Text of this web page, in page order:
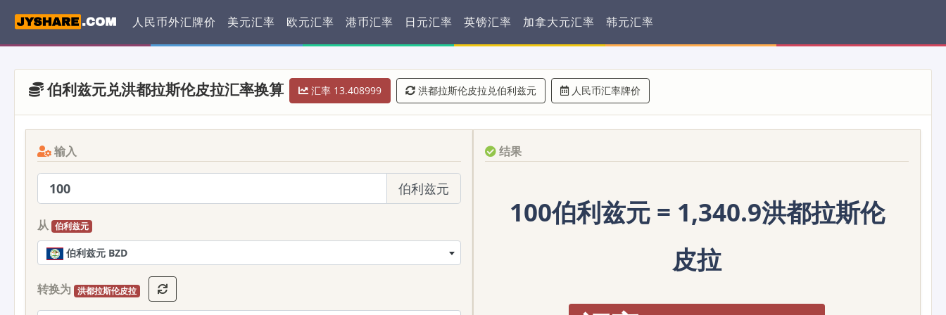
人民币外汇牌价 美元汇率 欧元汇率 港币汇率 日元汇率 英镑汇率 加拿大元汇率 韩元汇率
伯利兹元兑洪都拉斯伦皮拉汇率换算 汇率 13.408999 洪都拉斯伦皮拉兑伯利兹元 人民币汇率牌价
输入
伯利兹元
从 伯利兹元
伯利兹元 BZD
转换为 洪都拉斯伦皮拉
结果
100伯利兹元 = 1,340.9洪都拉斯伦
皮拉